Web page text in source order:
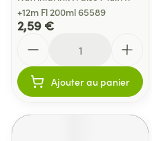
+12m Fl 200ml 65589
2,59 €
Ajouter au panier